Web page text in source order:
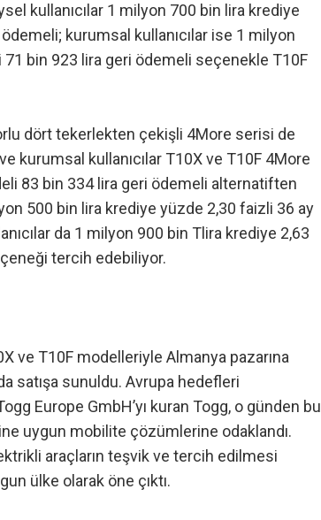
kullanıcılar 1 milyon 700 bin lira krediye
kurumsal kullanıcılar ise 1 milyon
bin 923 lira geri ödemeli seçenekle T10F
dört tekerlekten çekişli 4More serisi de
kurumsal kullanıcılar T10X ve T10F 4More
83 bin 334 lira geri ödemeli alternatiften
500 bin lira krediye yüzde 2,30 faizli 36 ay
da 1 milyon 900 bin Tlira krediye 2,63
tercih edebiliyor.
ve T10F modelleriyle Almanya pazarına
satışa sunuldu. Avrupa hedefleri
Europe GmbH’yı kuran Togg, o günden bu
uygun mobilite çözümlerine odaklandı.
araçların teşvik ve tercih edilmesi
ülke olarak öne çıktı.